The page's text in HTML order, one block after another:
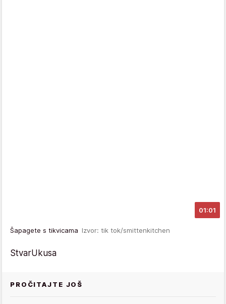
01:01
Šapagete s tikvicama Izvor: tik tok/smittenkitchen
StvarUkusa
PROČITAJTE JOŠ